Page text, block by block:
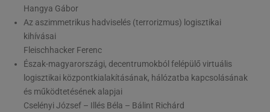
Hangya Gábor
Az aszimmetrikus hadviselés (terrorizmus) logisztikai
kihívásai
Fleischhacker Ferenc
Észak-magyarországi, decentrumokból felépülő virtuális
logisztikai központkialakításának, hálózatba kapcsolásának
és működtetésének alapjai
Cselényi József – Illés Béla – Bálint Richárd